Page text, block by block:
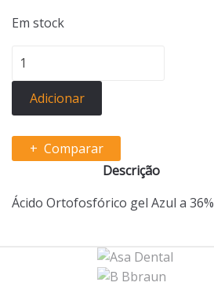
Em stock
Quantidade
de
Ácido
Jumbo
CERKAMED
36%
Adicionar
Comparar
Descrição
Ácido Ortofosfórico gel Azul a 36%